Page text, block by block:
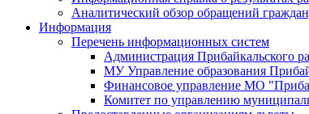
Аналитический обзор обращений
Информация
Перечень информационных систем
Администрация Прибайкальского
МУ Управление образования
Финансовое управление МО
Комитет по управлению